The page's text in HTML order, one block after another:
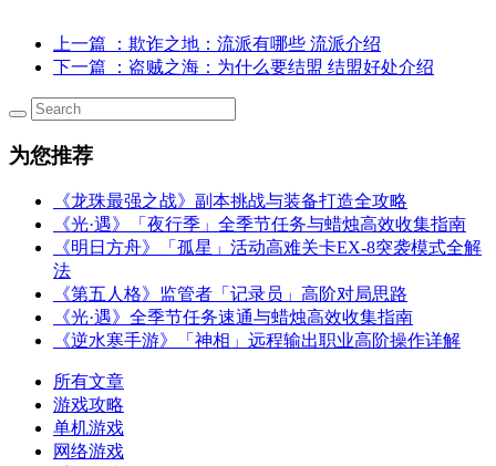
上一篇
：欺诈之地：流派有哪些 流派介绍
下一篇
：盗贼之海：为什么要结盟 结盟好处介绍
为您推荐
《龙珠最强之战》副本挑战与装备打造全攻略
《光·遇》「夜行季」全季节任务与蜡烛高效收集指南
《明日方舟》「孤星」活动高难关卡EX-8突袭模式全解
法
《第五人格》监管者「记录员」高阶对局思路
《光·遇》全季节任务速通与蜡烛高效收集指南
《逆水寒手游》「神相」远程输出职业高阶操作详解
所有文章
游戏攻略
单机游戏
网络游戏